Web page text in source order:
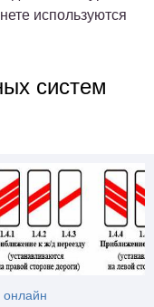
используются
систем
онлайн